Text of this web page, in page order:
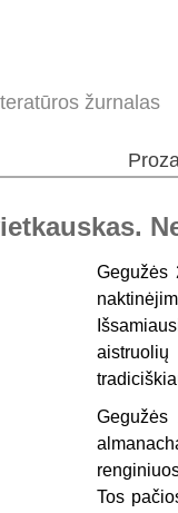
žurnalas
Gegužės
Gegužės
Tos